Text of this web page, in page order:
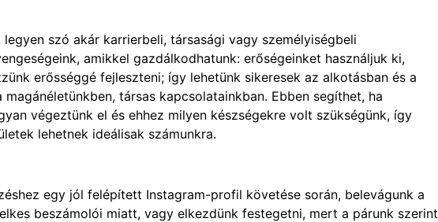
szó akár karrierbeli, társasági vagy személyiségbeli
amikkel gazdálkodhatunk: erőségeinket használjuk ki,
erősséggé fejleszteni; így lehetünk sikeresek az alkotásban és a
társas kapcsolatainkban. Ebben segíthet, ha
végeztünk el és ehhez milyen készségekre volt szükségünk, így
lehetnek ideálisak számunkra.
egy jól felépített Instagram-profil követése során, belevágunk a
beszámolói miatt, vagy elkezdünk festegetni, mert a párunk szerint